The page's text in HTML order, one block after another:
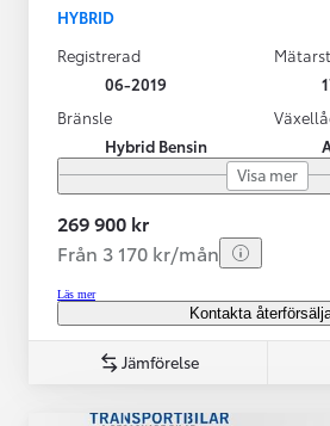
HYBRID
Registrerad
06-2019
Bränsle
Hybrid Bensin
Visa mer
269 900 kr
Från 3 170 kr/mån
Läs mer
Kontakta
Jämförelse